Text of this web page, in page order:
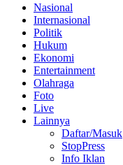
Nasional
Internasional
Politik
Hukum
Ekonomi
Entertainment
Olahraga
Foto
Live
Lainnya
Daftar/Masuk
StopPress
Info Iklan